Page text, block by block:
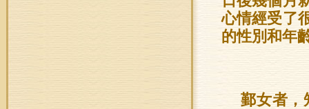
心情經受了
的性別和年
鄞女者，